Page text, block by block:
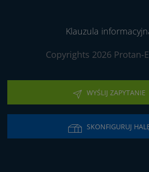
Klauzula
Copyrights 2026 Protan-
WYŚLIJ ZAPYTANIE
SKONFIGURUJ